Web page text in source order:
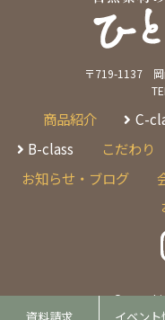
資料請求 イベント
〒719-1137 岡
商品紹介 C-
B-class
こだわり
お知らせ・ブログ
©2026